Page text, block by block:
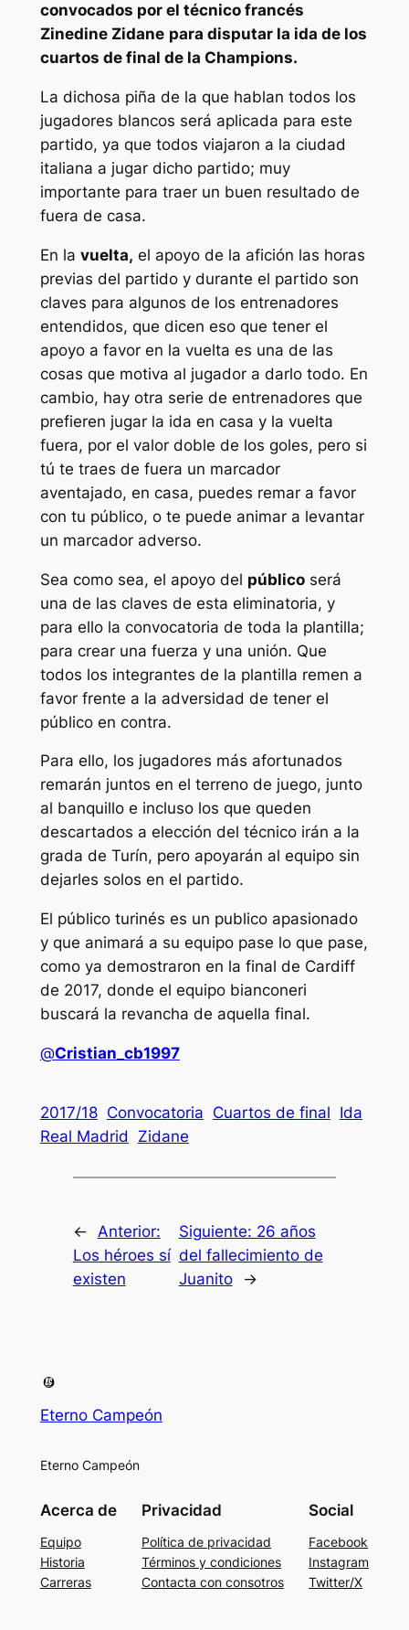
convocados por el técnico francés
Zinedine Zidane para disputar la ida de los
cuartos de final de la Champions.
La dichosa piña de la que hablan todos los
jugadores blancos será aplicada para este
partido, ya que todos viajaron a la ciudad
italiana a jugar dicho partido; muy
importante para traer un buen resultado de
fuera de casa.
En la vuelta, el apoyo de la afición las horas
previas del partido y durante el partido son
claves para algunos de los entrenadores
entendidos, que dicen eso que tener el
apoyo a favor en la vuelta es una de las
cosas que motiva al jugador a darlo todo. En
cambio, hay otra serie de entrenadores que
prefieren jugar la ida en casa y la vuelta
fuera, por el valor doble de los goles, pero si
tú te traes de fuera un marcador
aventajado, en casa, puedes remar a favor
con tu público, o te puede animar a levantar
un marcador adverso.
Sea como sea, el apoyo del públicoserá
una de las claves de esta eliminatoria, y
para ello la convocatoria de toda la plantilla;
para crear una fuerza y una unión. Que
todos los integrantes de la plantilla remen a
favor frente a la adversidad de tener el
público en contra.
Para ello, los jugadores más afortunados
remarán juntos en el terreno de juego, junto
al banquillo e incluso los que queden
descartados a elección del técnico irán a la
grada de Turín, pero apoyarán al equipo sin
dejarles solos en el partido.
El público turinés es un publico apasionado
y que animará a su equipo pase lo que pase,
como ya demostraron en la final de Cardiff
de 2017, donde el equipo bianconeri
buscará la revancha de aquella final.
@Cristian_cb1997
2017/18 Convocatoria Cuartos de final Ida
Real Madrid
Zidane
←
Anterior:
Los héroes sí
existen
Siguiente: 26 años
del fallecimiento de
Juanito
→
Eterno Campeón
Eterno Campeón
Acerca de
Equipo
Historia
Carreras
Privacidad
Política de privacidad
Términos y condiciones
Contacta con consotros
Social
Facebook
Instagram
Twitter/X